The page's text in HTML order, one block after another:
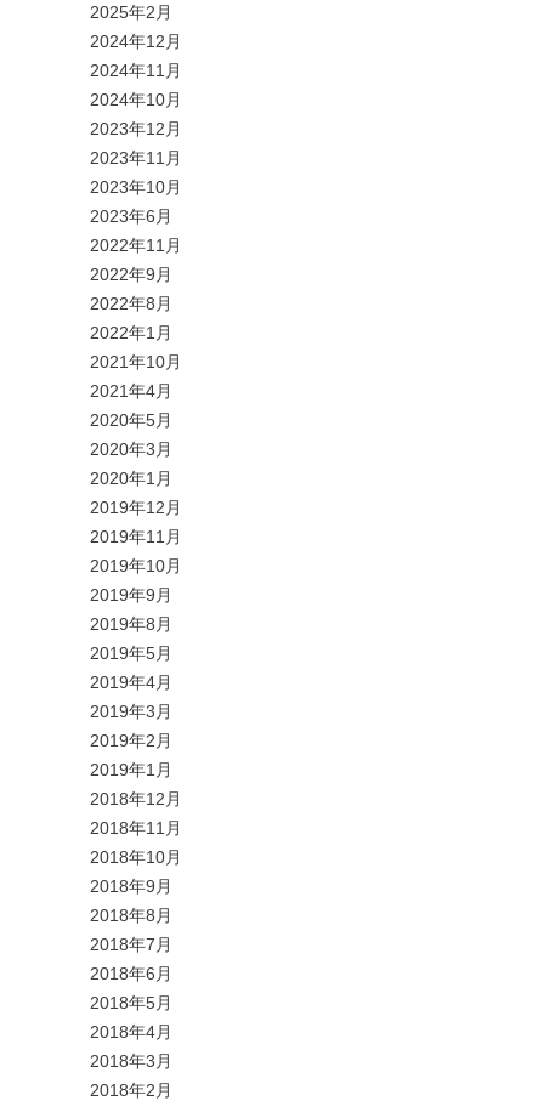
2025年2月
2024年12月
2024年11月
2024年10月
2023年12月
2023年11月
2023年10月
2023年6月
2022年11月
2022年9月
2022年8月
2022年1月
2021年10月
2021年4月
2020年5月
2020年3月
2020年1月
2019年12月
2019年11月
2019年10月
2019年9月
2019年8月
2019年5月
2019年4月
2019年3月
2019年2月
2019年1月
2018年12月
2018年11月
2018年10月
2018年9月
2018年8月
2018年7月
2018年6月
2018年5月
2018年4月
2018年3月
2018年2月